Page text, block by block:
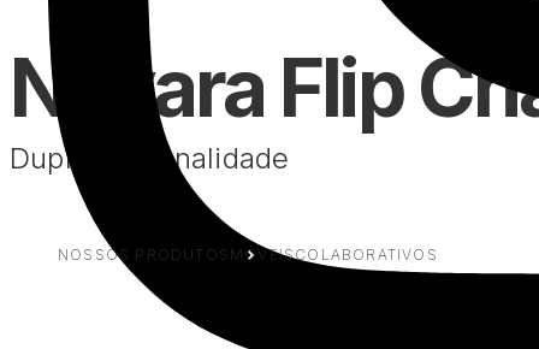
Novara Flip
Dupla personalidade
NOSSOS PRODUTOS MÓVEISCOLABORATIVOS